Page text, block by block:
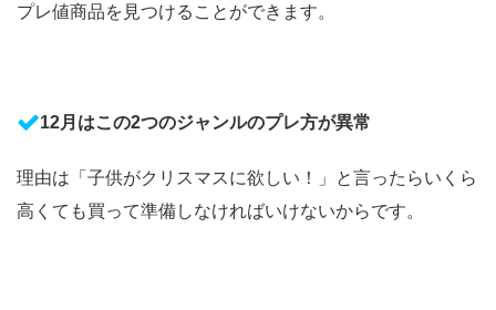
プレ値商品を見つけることができます。
12月はこの2つのジャンルのプレ方が異常
理由は「子供がクリスマスに欲しい！」と言ったらいくら
高くても買って準備しなければいけないからです。